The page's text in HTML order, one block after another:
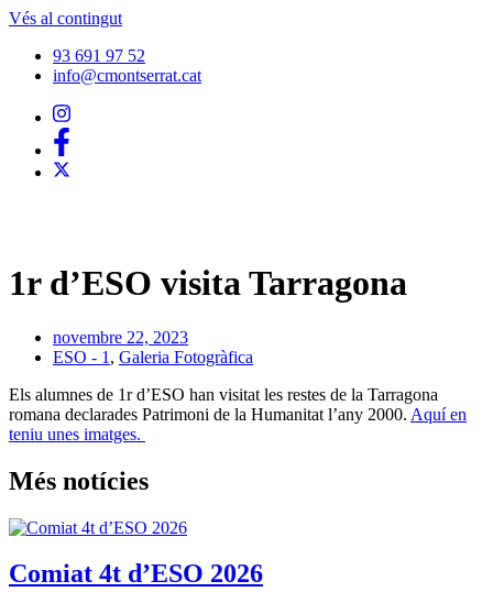
Vés al contingut
93 691 97 52
info@cmontserrat.cat
1r d’ESO visita Tarragona
novembre 22, 2023
ESO - 1 , Galeria Fotogràfica
Els alumnes de 1r d’ESO han visitat les restes de la Tarragona
romana declarades Patrimoni de la Humanitat l’any 2000. Aquí en
teniu unes imatges.
Més notícies
Comiat 4t d’ESO 2026